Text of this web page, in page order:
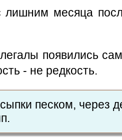
месяца
появились
- не редкость.
песком, через